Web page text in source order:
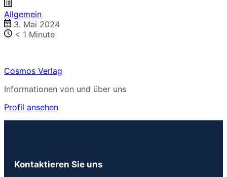
Allgemein
3. Mai 2024
< 1 Minute
Cosmos Verlag
Informationen von und über uns
Profil ansehen
Kontaktieren Sie uns